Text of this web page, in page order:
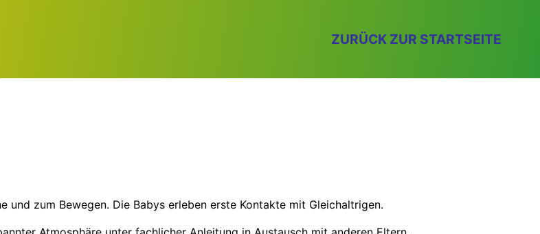
ZURÜCK ZUR STARTSEITE
und zum Bewegen. Die Babys erleben erste Kontakte mit Gleichaltrigen.